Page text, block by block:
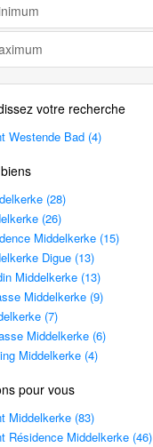
votre recherche
Westende Bad (4)
(28)
(26)
Middelkerke (15)
Digue (13)
Middelkerke (13)
Middelkerke (9)
(7)
Middelkerke (6)
Middelkerke (4)
pour vous
Middelkerke (83)
Résidence Middelkerke (46)